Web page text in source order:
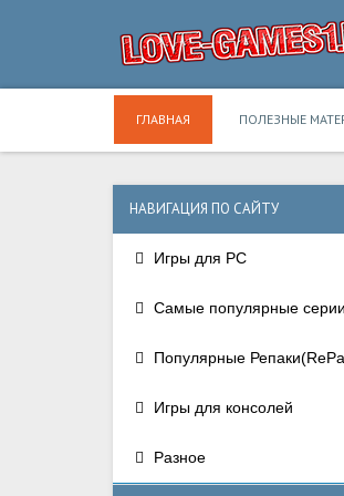
ГЛАВНАЯ ПОЛЕЗНЫЕ
НАВИГАЦИЯ ПО САЙТУ
Игры для PC
Самые популярные
Популярные
Игры для консолей
Разное